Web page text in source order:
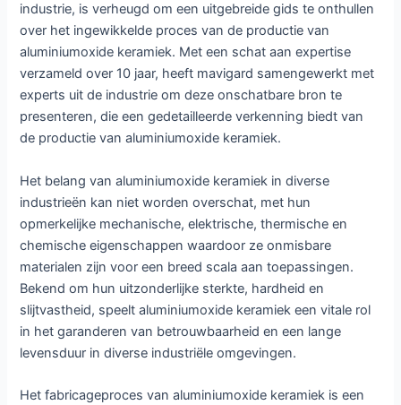
industrie, is verheugd om een uitgebreide gids te onthullen
over het ingewikkelde proces van de productie van
aluminiumoxide keramiek. Met een schat aan expertise
verzameld over 10 jaar, heeft mavigard samengewerkt met
experts uit de industrie om deze onschatbare bron te
presenteren, die een gedetailleerde verkenning biedt van
de productie van aluminiumoxide keramiek.
Het belang van aluminiumoxide keramiek in diverse
industrieën kan niet worden overschat, met hun
opmerkelijke mechanische, elektrische, thermische en
chemische eigenschappen waardoor ze onmisbare
materialen zijn voor een breed scala aan toepassingen.
Bekend om hun uitzonderlijke sterkte, hardheid en
slijtvastheid, speelt aluminiumoxide keramiek een vitale rol
in het garanderen van betrouwbaarheid en een lange
levensduur in diverse industriële omgevingen.
Het fabricageproces van aluminiumoxide keramiek is een